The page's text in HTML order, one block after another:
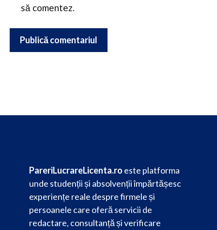
să comentez.
PareriLucrareLicenta.ro este platforma
unde studenții și absolvenții împărtășesc
experiențe reale despre firmele și
persoanele care oferă servicii de
redactare, consultanță și verificare